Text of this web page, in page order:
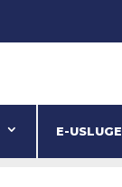
E-USLUGE